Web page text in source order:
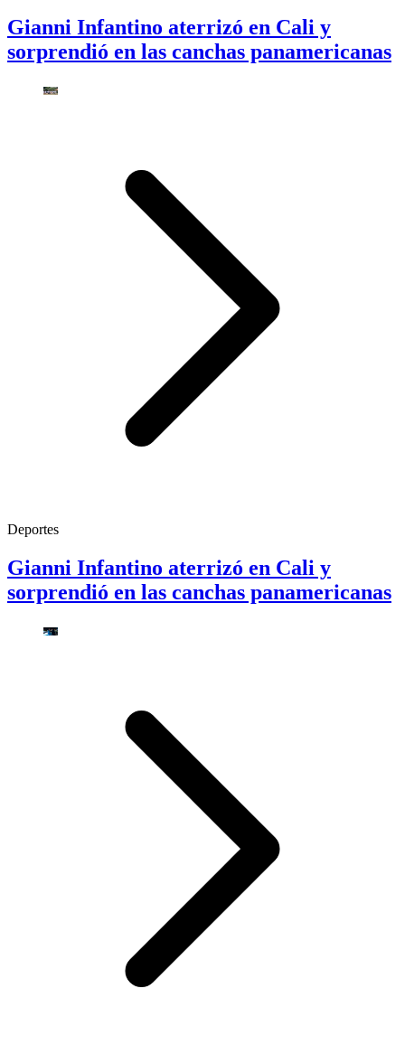
Gianni Infantino aterrizó en Cali y
sorprendió en las canchas panamericanas
Deportes
Gianni Infantino aterrizó en Cali y
sorprendió en las canchas panamericanas